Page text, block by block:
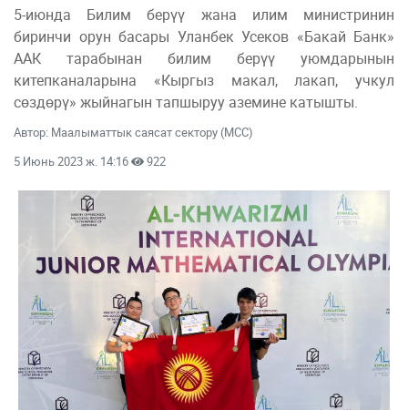
5-июнда Билим берүү жана илим министринин
биринчи орун басары Уланбек Усеков «Бакай Банк»
ААК тарабынан билим берүү уюмдарынын
китепканаларына «Кыргыз макал, лакап, учкул
сөздөрү» жыйнагын тапшыруу аземине катышты.
Автор: Маалыматтык саясат сектору (МСС)
5 Июнь 2023 ж. 14:16
922